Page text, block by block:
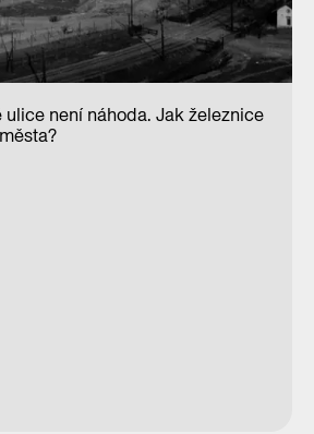
není náhoda. Jak železnice